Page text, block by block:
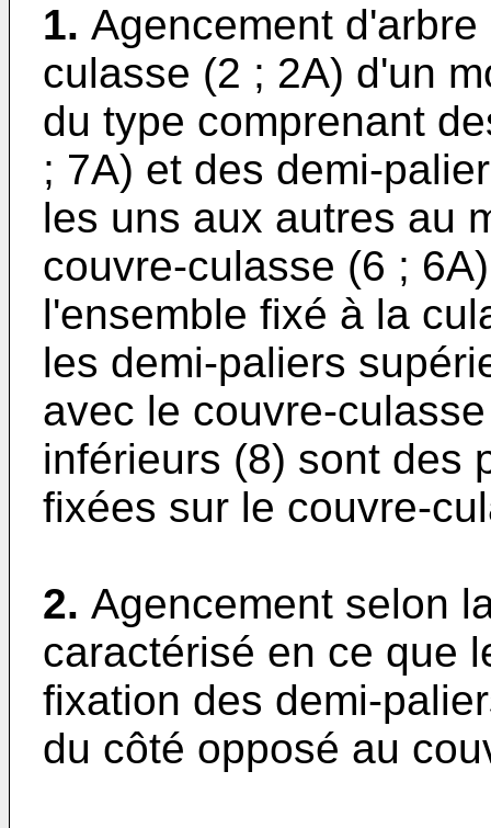
1. Agencement
culasse (2 ; 2A) d'un
du type comprenant
; 7A) et des demi-
les uns aux autres au
couvre-culasse (6 ;
l'ensemble fixé à la
les demi-paliers
avec le couvre-
inférieurs (8) sont des
fixées sur le couvre-
2. Agencement selon
caractérisé en ce que
fixation des demi-
du côté opposé au